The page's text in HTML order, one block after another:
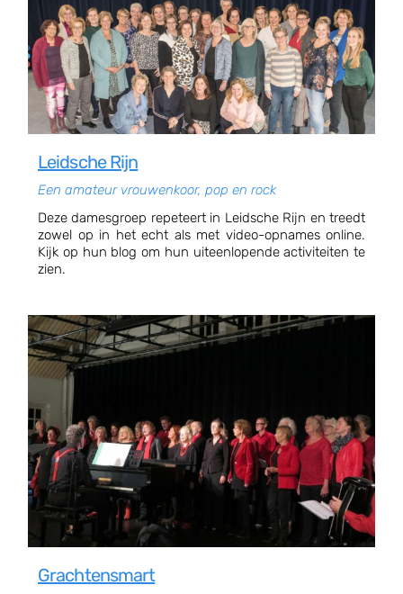
Leidsche Rijn
Een amateur vrouwenkoor, pop en rock
Deze damesgroep repeteert in Leidsche Rijn en treedt
zowel op in het echt als met video-opnames online.
Kijk op hun blog om hun uiteenlopende activiteiten te
zien.
Grachtensmart